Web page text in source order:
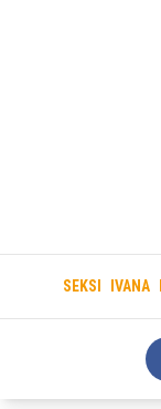
SEKSI IVANA